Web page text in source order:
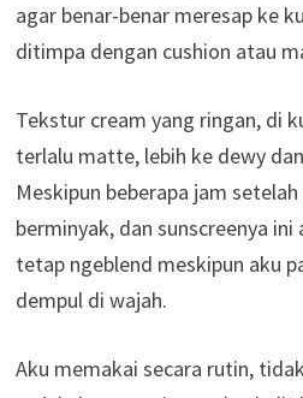
agar benar-benar meresap ke
ditimpa dengan cushion atau
Tekstur cream yang ringan, di
terlalu matte, lebih ke dewy
Meskipun beberapa jam
berminyak, dan sunscreenya
tetap ngeblend meskipun aku
dempul di wajah.
Aku memakai secara rutin,